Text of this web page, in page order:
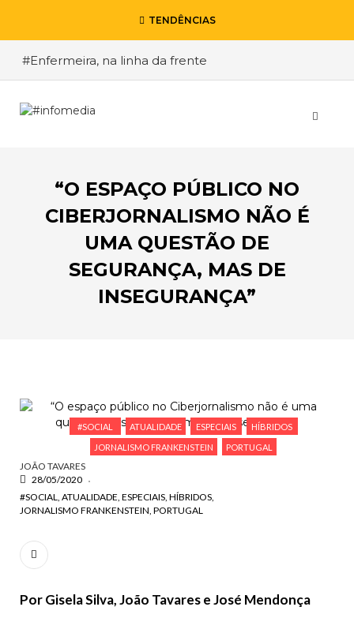
TENDÊNCIAS
#Enfermeira, na linha da frente
#Viver a Covid entre Itália e o Brasil
#O relato de um motorista de pesados, a história
de quem anda cá e lá
“O ESPAÇO PÚBLICO NO
CIBERJORNALISMO NÃO É
UMA QUESTÃO DE
SEGURANÇA, MAS DE
INSEGURANÇA”
ESCREVA O QUE PROCURA E PRIMA ENTER
#SOCIAL ATUALIDADE ESPECIAIS
HÍBRIDOS
JORNALISMO FRANKENSTEIN
PORTUGAL
JOÃO TAVARES
28/05/2020
#SOCIAL ATUALIDADE ESPECIAIS HÍBRIDOS
JORNALISMO FRANKENSTEIN PORTUGAL
Por Gisela Silva, João Tavares e José Mendonça